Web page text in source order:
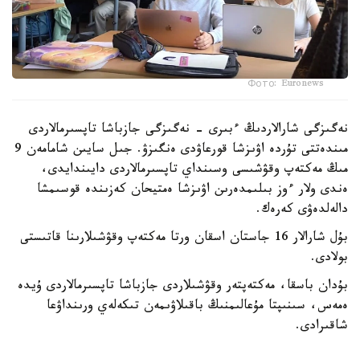
Фото: Euronews
نەگىزگى شارالاردىڭ ءبىرى - نەگىزگى جازباشا تاپسىرمالاردى
مىندەتتى تۇردە اۋىزشا قورعاۋدى ەنگىزۋ. جىل سايىن شامامەن 9
مىڭ مەكتەپ وقۋشىسى وسىنداي تاپسىرمالاردى دايىندايدى،
ەندى ولار ءوز بىلىمدەرىن اۋىزشا ەمتيحان كەزىندە قوسىمشا
دالەلدەۋى كەرەك.
بۇل شارالار 16 جاستان اسقان ورتا مەكتەپ وقۋشىلارىنا قاتىستى
بولادى.
بۇدان باسقا، مەكتەپتەر وقۋشىلاردى جازباشا تاپسىرمالاردى ۇيدە
ەمەس، سىنىپتا مۇعالىمنىڭ باقىلاۋىمەن تىكەلەي ورىنداۋعا
شاقىرادى.